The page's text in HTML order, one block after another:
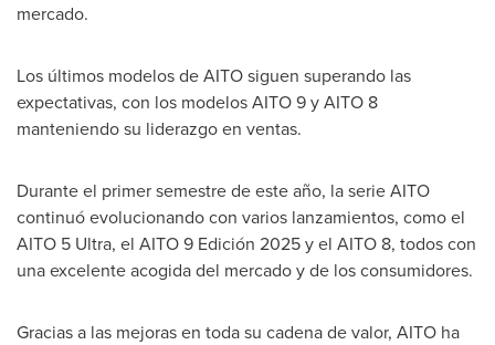
mercado.
Los últimos modelos de AITO siguen superando las
expectativas, con los modelos AITO 9 y AITO 8
manteniendo su liderazgo en ventas.
Durante el primer semestre de este año, la serie AITO
continuó evolucionando con varios lanzamientos, como el
AITO 5 Ultra, el AITO 9 Edición 2025 y el AITO 8, todos con
una excelente acogida del mercado y de los consumidores.
Gracias a las mejoras en toda su cadena de valor, AITO ha